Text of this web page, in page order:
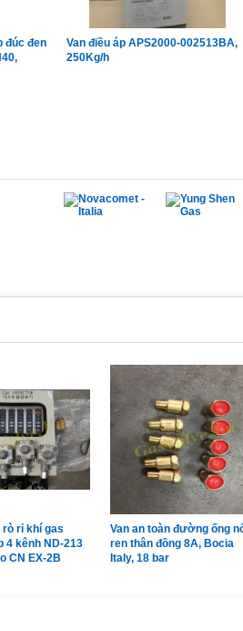
đúc đen
Van điều áp APS2000-002513BA,
250Kg/h
rò rỉ khí gas
4 kênh ND-213
CN EX-2B
Van an toàn đường ống
ren thân đồng 8A, Bocia
Italy, 18 bar